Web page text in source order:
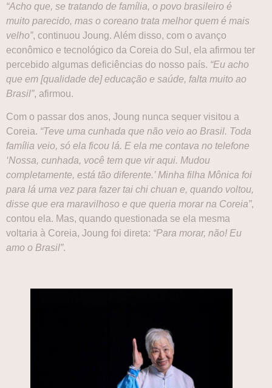
“Acho que, se tratando de família, o povo brasileiro é
muito parecido, mas o coreano trata melhor quem é mais
velho”, continuou Joung. Além disso, com o avanço
econômico e tecnológico da Coreia do Sul, ela afirmou ter
percebido algumas deficiências do nosso país. “Eu acho
que em [qualidade de] educação e saúde, falta muito ao
Brasil”, afirmou.
Com o passar dos anos, Joung nunca sequer visitou a
Coreia. “Teve uma cunhada que não veio ao Brasil. Toda
família veio, só ela ficou lá. E ela me contava no telefone
‘Nossa, cunhada, você tem que vir aqui. Mudou
completamente, está tão diferente.’ Minha filha Mônica foi
para lá uma vez para fazer tai chi chuan e, quando voltou,
disse que era maravilhoso e que queria morar na Coreia”,
contou ela. Mas, quando questionada se ela mesma
voltaria à Coreia, Joung foi direta: “Para morar, não! Eu
amo o Brasil”.